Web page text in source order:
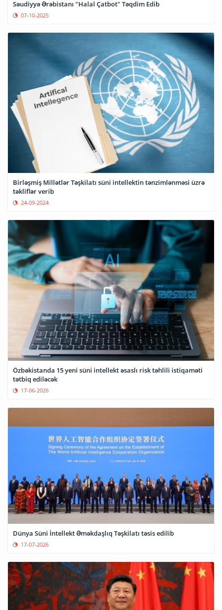
Səudiyyə Ərəbistanı "Halal Çatbot" Təqdim Edib
07-10-2025
Birləşmiş Millətlər Təşkilatı süni intellektin tənzimlənməsi üzrə
təkliflər verib
24-09-2024
Özbəkistanda 15 yeni süni intellekt əsaslı risk təhlili istiqaməti
tətbiq ediləcək
17-06-2026
Dünya Süni İntellekt Əməkdaşlıq Təşkilatı təsis edilib
17-07-2026